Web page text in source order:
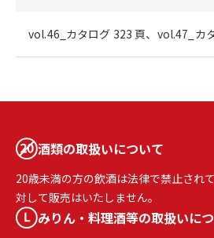
vol.46_カタログ 323 頁、vol.47_カ
酒類の取扱いについて
20歳未満の方の飲酒は法律で禁止され
対して販売はいたしません。
みりん・料理酒等の取扱いに